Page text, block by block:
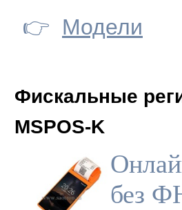
👉 Модели
Фискальные
MSPOS-K
без